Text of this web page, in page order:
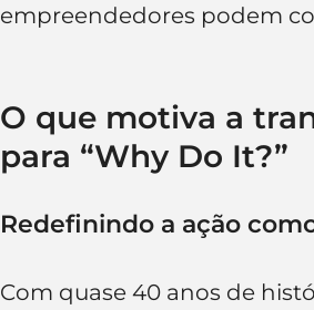
empreendedores podem
O que motiva a
para “Why Do It?”
Redefinindo a ação
Com quase 40 anos de